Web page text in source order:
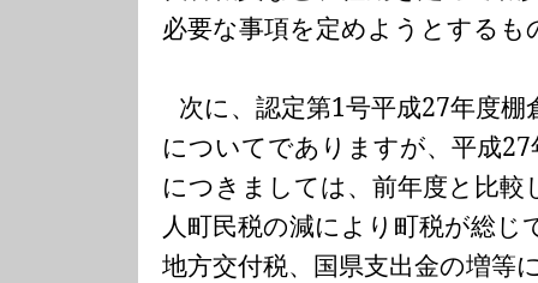
必要な事項を定めようとするも
次に、認定第1号平成27年度棚
についてでありますが、平成27
につきましては、前年度と比
人町民税の減により町税が総
地方交付税、国県支出金の増等